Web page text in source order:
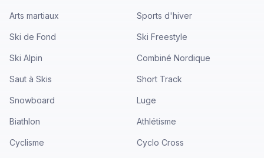
Arts martiaux Sports d'hiver
Ski de Fond Ski Freestyle
Ski Alpin Combiné Nordique
Saut à Skis Short Track
Snowboard Luge
Biathlon Athlétisme
Cyclisme Cyclo Cross